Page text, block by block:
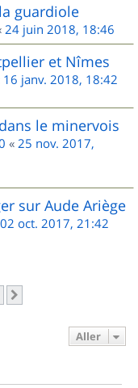
guardiole
24 juin 2018, 18:46
et Nîmes
16 janv. 2018, 18:42
le minervois
« 25 nov. 2017,
sur Aude Ariège
02 oct. 2017, 21:42
Aller